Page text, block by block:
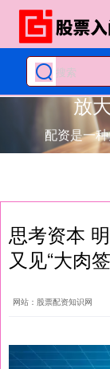
放
配资是一
思考资本
又见“大肉
网站：股票配资知识网